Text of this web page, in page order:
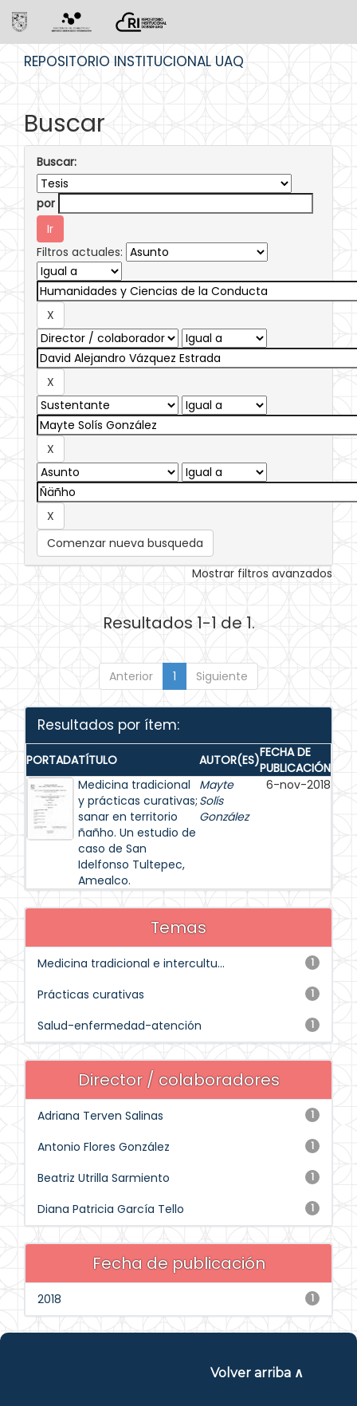
REPOSITORIO INSTITUCIONAL UAQ
Buscar
Buscar:
por
Filtros actuales:
Comenzar nueva busqueda
Mostrar filtros avanzados
Resultados 1-1 de 1.
Anterior 1 Siguiente
Resultados por ítem:
PORTADATÍTULO AUTOR(ES)FECHA DE
PUBLICACIÓN
Medicina tradicional
y prácticas curativas;
sanar en territorio
ñañho. Un estudio de
caso de San
Idelfonso Tultepec,
Amealco.
Mayte
Solís
González
6-nov-2018
Temas
1
Medicina tradicional e intercultu...
1
Prácticas curativas
1
Salud-enfermedad-atención
Director / colaboradores
1
Adriana Terven Salinas
1
Antonio Flores González
1
Beatriz Utrilla Sarmiento
1
Diana Patricia García Tello
Fecha de publicación
1
2018
Volver arriba ∧